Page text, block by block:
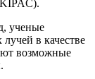
ученые
в качестве
возможные